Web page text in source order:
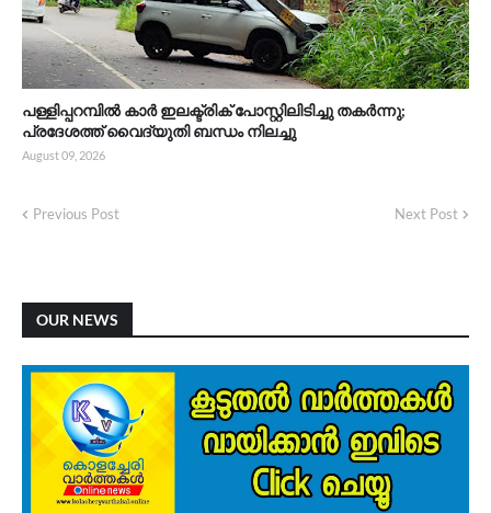
പള്ളിപ്പറമ്പിൽ കാർ ഇലക്ട്രിക് പോസ്റ്റിലിടിച്ചു തകർന്നു;
പ്രദേശത്ത് വൈദ്യുതി ബന്ധം നിലച്ചു
August 09, 2026
Previous Post Next Post
OUR NEWS